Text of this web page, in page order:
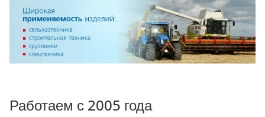
Работаем с 2005 года